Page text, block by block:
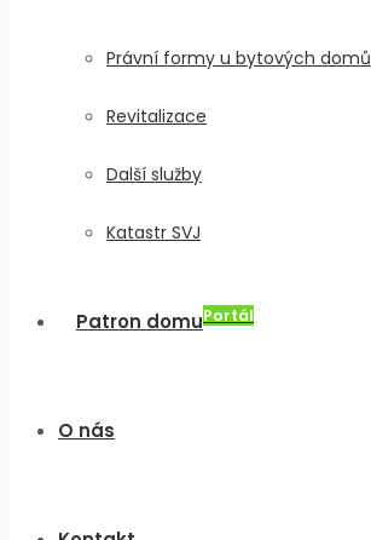
Právní formy u bytových domů
Revitalizace
Další služby
Katastr SVJ
Patron domuPortál
O nás